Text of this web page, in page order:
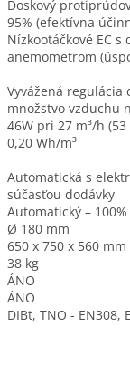
Doskový
95% (efektívna
Nízkootáčkové EC
anemometrom
Vyvážená
množstvo vzduchu
46W pri 27 m³/h (53
0,20 Wh/m³
Automatická s
súčasťou dodávky
Automatický –
Ø 180 mm
650 x 750 x 560 mm
38 kg
ÁNO
ÁNO
DIBt, TNO - EN308,